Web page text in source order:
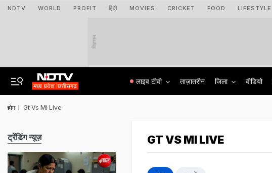
NDTV WORLD PROFIT हिंदी MOVIES CRICKET FOOD LIFESTYLE
विज्ञापन
लाइव टीवी ताज़ातरीन जिला वीडियो
होम Gt Vs Mi Live
GT VS MI LIVE
ट्रेंडिंग न्यूज़